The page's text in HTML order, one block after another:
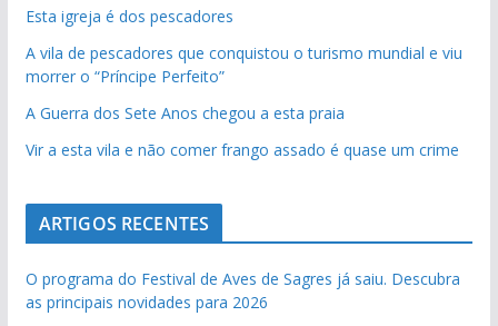
Esta igreja é dos pescadores
A vila de pescadores que conquistou o turismo mundial e viu
morrer o “Príncipe Perfeito”
A Guerra dos Sete Anos chegou a esta praia
Vir a esta vila e não comer frango assado é quase um crime
ARTIGOS RECENTES
O programa do Festival de Aves de Sagres já saiu. Descubra
as principais novidades para 2026